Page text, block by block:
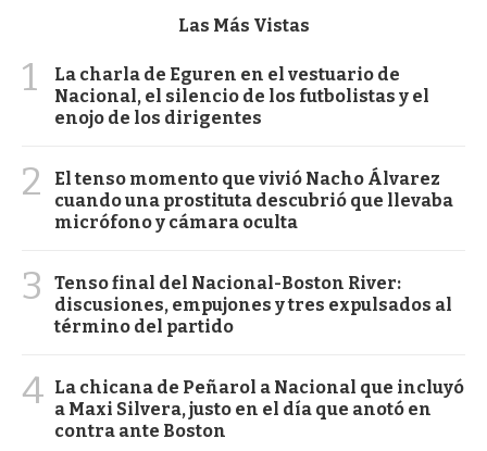
Las Más Vistas
1
La charla de Eguren en el vestuario de
Nacional, el silencio de los futbolistas y el
enojo de los dirigentes
2
El tenso momento que vivió Nacho Álvarez
cuando una prostituta descubrió que llevaba
micrófono y cámara oculta
3
Tenso final del Nacional-Boston River:
discusiones, empujones y tres expulsados al
término del partido
4 La chicana de Peñarol a Nacional que incluyó
a Maxi Silvera, justo en el día que anotó en
contra ante Boston